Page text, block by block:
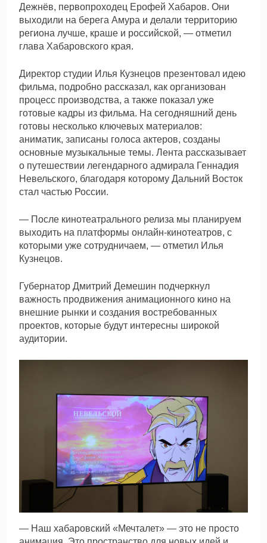
Дежнёв, первопроходец Ерофей Хабаров. Они
выходили на берега Амура и делали территорию
региона лучше, краше и российской, — отметил
глава Хабаровского края.
Директор студии Илья Кузнецов презентовал идею
фильма, подробно рассказал, как организован
процесс производства, а также показал уже
готовые кадры из фильма. На сегодняшний день
готовы несколько ключевых материалов:
аниматик, записаны голоса актеров, созданы
основные музыкальные темы. Лента рассказывает
о путешествии легендарного адмирала Геннадия
Невельского, благодаря которому Дальний Восток
стал частью России.
— После кинотеатрального релиза мы планируем
выходить на платформы онлайн-кинотеатров, с
которыми уже сотрудничаем, — отметил Илья
Кузнецов.
Губернатор Дмитрий Демешин подчеркнул
важность продвижения анимационного кино на
внешние рынки и создания востребованных
проектов, которые будут интересны широкой
аудитории.
— Наш хабаровский «Мечталет» — это не просто